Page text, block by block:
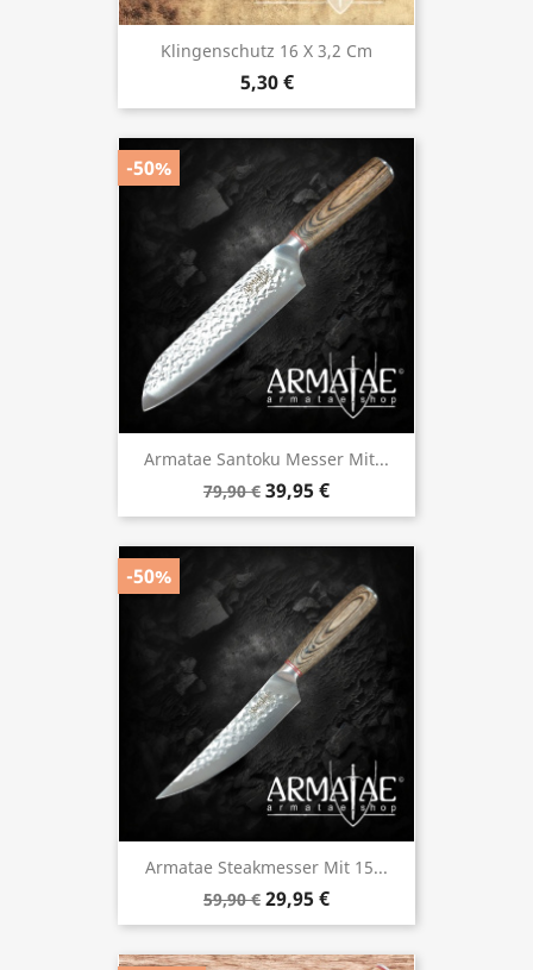
Klingenschutz 16 X 3,2 Cm
5,30 €
Armatae Santoku Messer Mit...
79,90 € 39,95 €
-50%
Armatae Steakmesser Mit 15...
59,90 € 29,95 €
-50%